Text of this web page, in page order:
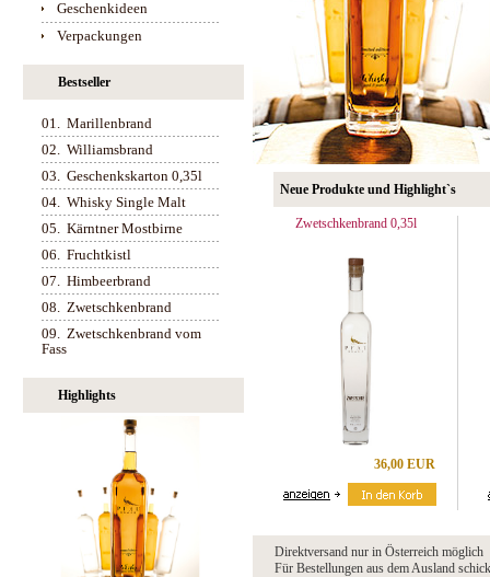
Geschenkideen
Verpackungen
Bestseller
01. Marillenbrand
02. Williamsbrand
03. Geschenkskarton 0,35l
04. Whisky Single Malt
05. Kärntner Mostbirne
06. Fruchtkistl
07. Himbeerbrand
08. Zwetschkenbrand
09. Zwetschkenbrand vom
Fass
Highlights
Neue Produkte und Highlight`s
Zwetschkenbrand 0,35l
36,00 EUR
Direktversand nur in Österreich möglich
Für Bestellungen aus dem Ausland